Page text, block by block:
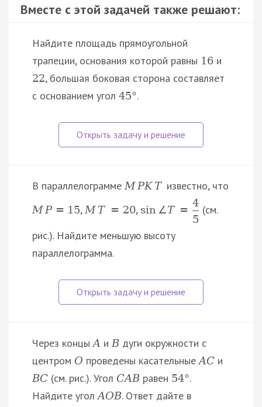
Вместе с этой задачей также решают:
Найдите площадь прямоугольной
трапеции, основания которой равны 16 и
22, большая боковая сторона составляет
с основанием угол 45°.
В параллелограммеM PK T известно, что
M P = 15,M T = 20, sin ∠T =
4
5
(см.
рис.). Найдите меньшую высоту
параллелограмма.
Через концыA иB дуги окружности с
центром O проведены касательныеAC и
BC (см. рис.). Угол CAB равен 54°.
Найдите уголAOB. Ответ дайте в